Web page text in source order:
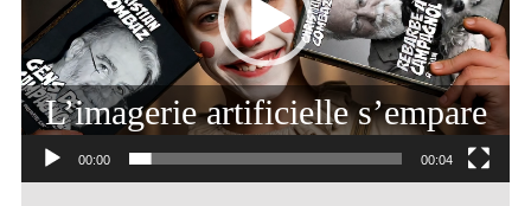
00:00 00:04
L’imagerie artificielle s’empare
de la publicité